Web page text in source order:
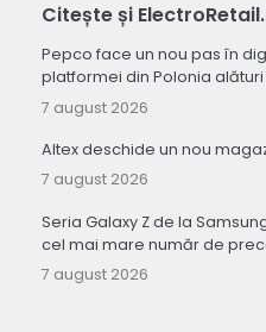
Citește și
Pepco face un nou pas în
platformei din Polonia
7 august 2026
Altex deschide un nou
7 august 2026
Seria Galaxy Z de la
cel mai mare număr de
7 august 2026